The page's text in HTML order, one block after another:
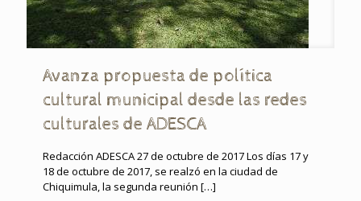
Avanza propuesta de política
cultural municipal desde las redes
culturales de ADESCA
Redacción ADESCA 27 de octubre de 2017 Los días 17 y
18 de octubre de 2017, se realzó en la ciudad de
Chiquimula, la segunda reunión […]